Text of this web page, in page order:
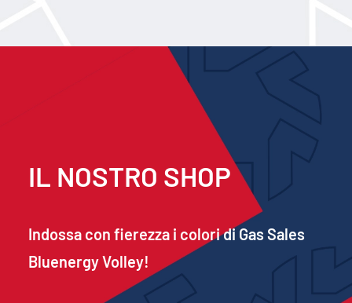
IL NOSTRO SHOP
Indossa con fierezza i colori di Gas Sales
Bluenergy Volley!